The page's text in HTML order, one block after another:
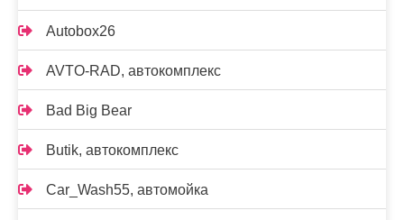
Autobox26
AVTO-RAD, автокомплекс
Bad Big Bear
Butik, автокомплекс
Car_Wash55, автомойка